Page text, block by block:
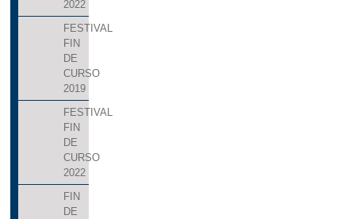
2022
FESTIVAL
FIN
DE
CURSO
2019
FESTIVAL
FIN
DE
CURSO
2022
FIN
DE